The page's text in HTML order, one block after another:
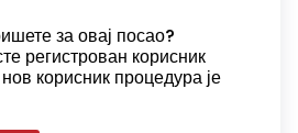
за овај посао?
регистрован корисник
корисник процедура је